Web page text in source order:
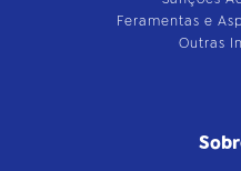
Feramentas e
Outras